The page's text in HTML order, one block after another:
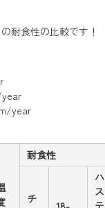
耐食性の比較です！
year
耐食性
チ
ハ
ス